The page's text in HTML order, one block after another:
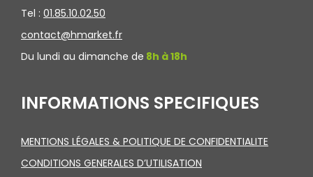
Tel : 01.85.10.02.50
contact@hmarket.fr
Du lundi au dimanche de 8h à 18h
INFORMATIONS SPECIFIQUES
MENTIONS LÉGALES & POLITIQUE DE CONFIDENTIALITE
CONDITIONS GENERALES D’UTILISATION